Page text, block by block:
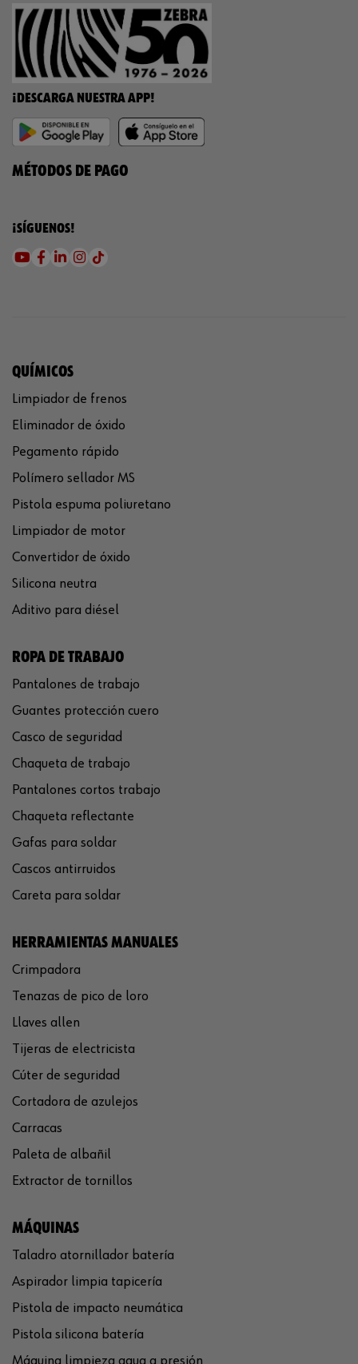
¡DESCARGA NUESTRA APP!
MÉTODOS DE PAGO
¡SÍGUENOS!
QUÍMICOS
Limpiador de frenos
Eliminador de óxido
Pegamento rápido
Polímero sellador MS
Pistola espuma poliuretano
Limpiador de motor
Convertidor de óxido
Silicona neutra
Aditivo para diésel
ROPA DE TRABAJO
Pantalones de trabajo
Guantes protección cuero
Casco de seguridad
Chaqueta de trabajo
Pantalones cortos trabajo
Chaqueta reflectante
Gafas para soldar
Cascos antirruidos
Careta para soldar
HERRAMIENTAS MANUALES
Crimpadora
Tenazas de pico de loro
Llaves allen
Tijeras de electricista
Cúter de seguridad
Cortadora de azulejos
Carracas
Paleta de albañil
Extractor de tornillos
MÁQUINAS
Taladro atornillador batería
Aspirador limpia tapicería
Pistola de impacto neumática
Pistola silicona batería
Máquina limpieza agua a presión